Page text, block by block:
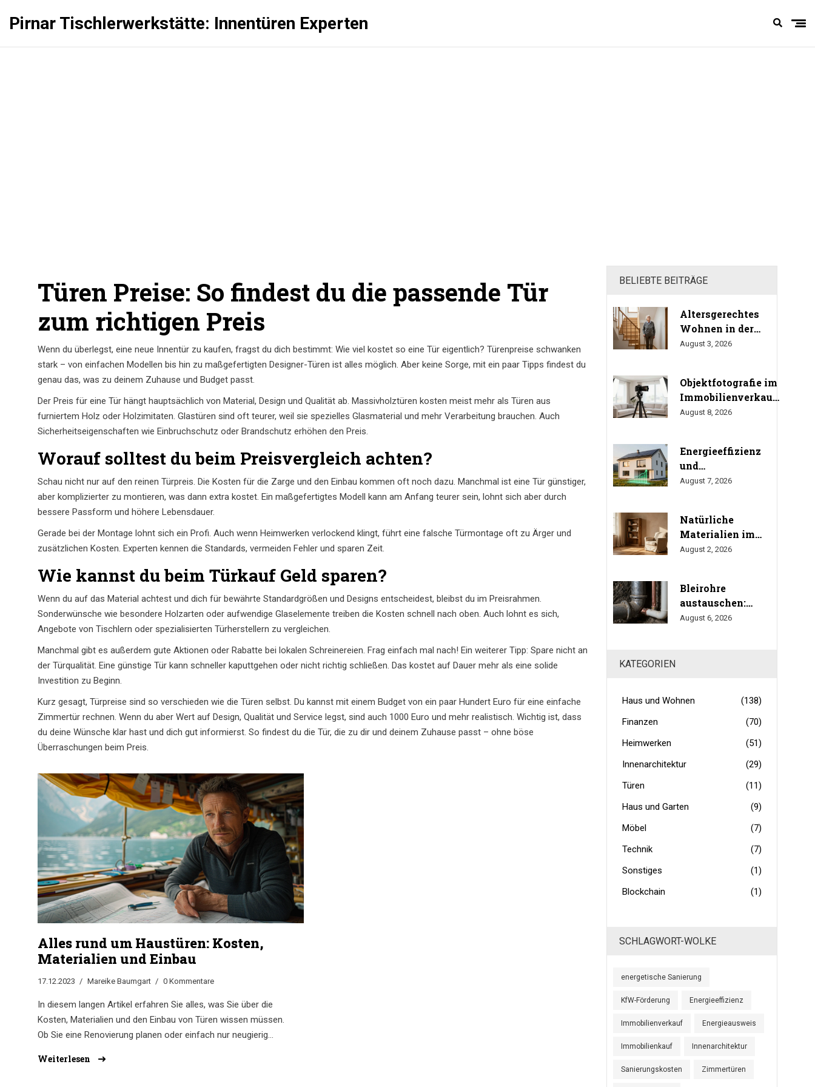
Pirnar Tischlerwerkstätte: Innentüren Experten
Türen Preise: So findest du die passende Tür
zum richtigen Preis
Wenn du überlegst, eine neue Innentür zu kaufen, fragst du dich bestimmt: Wie viel kostet so eine Tür eigentlich? Türenpreise schwanken
stark – von einfachen Modellen bis hin zu maßgefertigten Designer-Türen ist alles möglich. Aber keine Sorge, mit ein paar Tipps findest du
genau das, was zu deinem Zuhause und Budget passt.
Der Preis für eine Tür hängt hauptsächlich von Material, Design und Qualität ab. Massivholztüren kosten meist mehr als Türen aus
furniertem Holz oder Holzimitaten. Glastüren sind oft teurer, weil sie spezielles Glasmaterial und mehr Verarbeitung brauchen. Auch
Sicherheitseigenschaften wie Einbruchschutz oder Brandschutz erhöhen den Preis.
Worauf solltest du beim Preisvergleich achten?
Schau nicht nur auf den reinen Türpreis. Die Kosten für die Zarge und den Einbau kommen oft noch dazu. Manchmal ist eine Tür günstiger,
aber komplizierter zu montieren, was dann extra kostet. Ein maßgefertigtes Modell kann am Anfang teurer sein, lohnt sich aber durch
bessere Passform und höhere Lebensdauer.
Gerade bei der Montage lohnt sich ein Profi. Auch wenn Heimwerken verlockend klingt, führt eine falsche Türmontage oft zu Ärger und
zusätzlichen Kosten. Experten kennen die Standards, vermeiden Fehler und sparen Zeit.
Wie kannst du beim Türkauf Geld sparen?
Wenn du auf das Material achtest und dich für bewährte Standardgrößen und Designs entscheidest, bleibst du im Preisrahmen.
Sonderwünsche wie besondere Holzarten oder aufwendige Glaselemente treiben die Kosten schnell nach oben. Auch lohnt es sich,
Angebote von Tischlern oder spezialisierten Türherstellern zu vergleichen.
Manchmal gibt es außerdem gute Aktionen oder Rabatte bei lokalen Schreinereien. Frag einfach mal nach! Ein weiterer Tipp: Spare nicht an
der Türqualität. Eine günstige Tür kann schneller kaputtgehen oder nicht richtig schließen. Das kostet auf Dauer mehr als eine solide
Investition zu Beginn.
Kurz gesagt, Türpreise sind so verschieden wie die Türen selbst. Du kannst mit einem Budget von ein paar Hundert Euro für eine einfache
Zimmertür rechnen. Wenn du aber Wert auf Design, Qualität und Service legst, sind auch 1000 Euro und mehr realistisch. Wichtig ist, dass
du deine Wünsche klar hast und dich gut informierst. So findest du die Tür, die zu dir und deinem Zuhause passt – ohne böse
Überraschungen beim Preis.
Alles rund um Haustüren: Kosten,
Materialien und Einbau
17.12.2023 Mareike Baumgart 0 Kommentare
In diesem langen Artikel erfahren Sie alles, was Sie über die
Kosten, Materialien und den Einbau von Türen wissen müssen.
Ob Sie eine Renovierung planen oder einfach nur neugierig
finden Sie die Antworten. Wir decken verschiedene Türarten
Weiterlesen
BELIEBTE BEITRÄGE
Altersgerechtes
Wohnen in der
Eigentumswohnung:
August 3, 2026
Objektfotografie im
Immobilienverkauf:
Technik,
August 8, 2026
Energieeffizienz
und
Immobilienwert:
wirklich?
(Studien
2024/2025)
August 7, 2026
Natürliche
Materialien im
Haus: Holz, Stein
Wohnen
August 2, 2026
Bleirohre
austauschen:
Fristen, Kosten und
August 6, 2026
KATEGORIEN
Haus und Wohnen
(138)
Finanzen
(70)
Heimwerken
(51)
Innenarchitektur
(29)
Türen
(11)
Haus und Garten
(9)
Möbel
(7)
Technik
(7)
Sonstiges
(1)
Blockchain
(1)
SCHLAGWORT-WOLKE
energetische Sanierung
KfW-Förderung Energieeffizienz
Immobilienverkauf Energieausweis
Immobilienkauf Innenarchitektur
Sanierungskosten Zimmertüren